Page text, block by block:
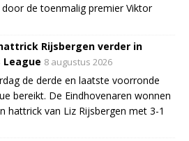
de toenmalig premier Viktor
Rijsbergen verder in
League 8 augustus 2026
de derde en laatste voorronde
bereikt. De Eindhovenaren wonnen
hattrick van Liz Rijsbergen met 3-1